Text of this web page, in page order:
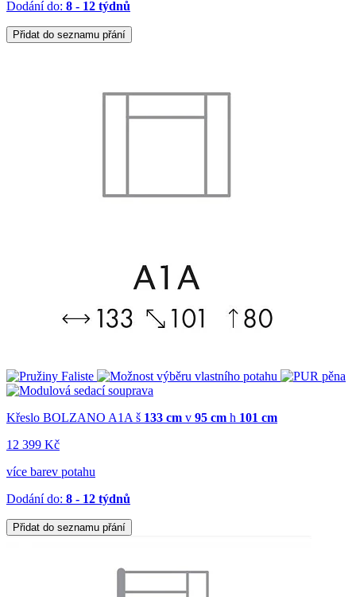
Dodání do: 8 - 12 týdnů
Přidat do seznamu přání
Křeslo BOLZANO A1A š 133 cm v 95 cm h 101 cm
12 399 Kč
více barev potahu
Dodání do: 8 - 12 týdnů
Přidat do seznamu přání